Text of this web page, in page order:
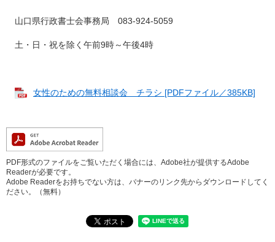
山口県行政書士会事務局 083-924-5059
土・日・祝を除く午前9時～午後4時
女性のための無料相談会 チラシ [PDFファイル／385KB]
PDF形式のファイルをご覧いただく場合には、Adobe社が提供するAdobe
Readerが必要です。
Adobe Readerをお持ちでない方は、バナーのリンク先からダウンロードしてく
ださい。（無料）